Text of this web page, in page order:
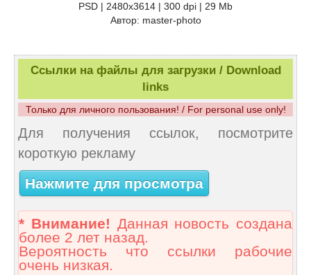
PSD | 2480x3614 | 300 dpi | 29 Mb
Автор: master-photo
Ссылки на файлы для загрузки / Download
links
Только для личного пользования! / For personal use only!
Для получения ссылок, посмотрите
короткую рекламу
Нажмите для просмотра
* Внимание! Данная новость создана
более 2 лет назад.
Вероятность что ссылки рабочие
очень низкая.